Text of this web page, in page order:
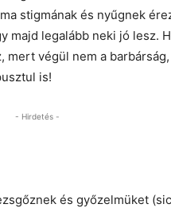
stigmának és nyűgnek
majd legalább neki jó lesz.
végül nem a
is!
- Hirdetés -
és győzelmüket